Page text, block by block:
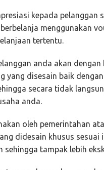
kepada pelanggan
menggunakan
tertentu.
anda akan dengan
yang disesain baik
secara tidak
anda.
oleh pemerintahan
didesain khusus sesuai
sehingga tampak lebih